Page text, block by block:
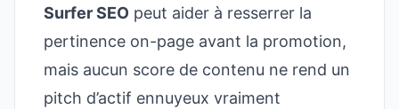
Surfer SEO peut aider à resserrer la
pertinence on-page avant la promotion,
mais aucun score de contenu ne rend un
pitch d’actif ennuyeux vraiment